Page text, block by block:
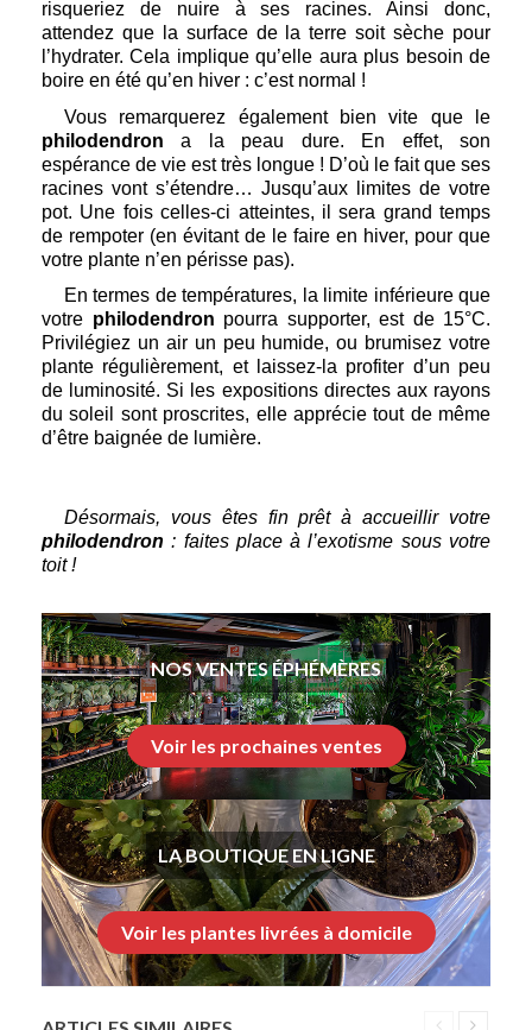
risqueriez de nuire à ses racines. Ainsi donc,
attendez que la surface de la terre soit sèche pour
l’hydrater. Cela implique qu’elle aura plus besoin de
boire en été qu’en hiver : c’est normal !
philodendron a la peau dure. En effet, son
espérance de vie est très longue ! D’où le fait que ses
racines vont s’étendre… Jusqu’aux limites de votre
pot. Une fois celles-ci atteintes, il sera grand temps
de rempoter (en évitant de le faire en hiver, pour que
votre plante n’en périsse pas).
En termes de températures, la limite inférieure que
votre philodendron pourra supporter, est de 15°C.
Privilégiez un air un peu humide, ou brumisez votre
plante régulièrement, et laissez-la profiter d’un peu
de luminosité. Si les expositions directes aux rayons
du soleil sont proscrites, elle apprécie tout de même
d’être baignée de lumière.
philodendron : faites place à l’exotisme sous votre
toit !
NOS VENTES ÉPHÉMÈRES
Voir les prochaines ventes
LA BOUTIQUE EN LIGNE
Voir les plantes livrées à domicile